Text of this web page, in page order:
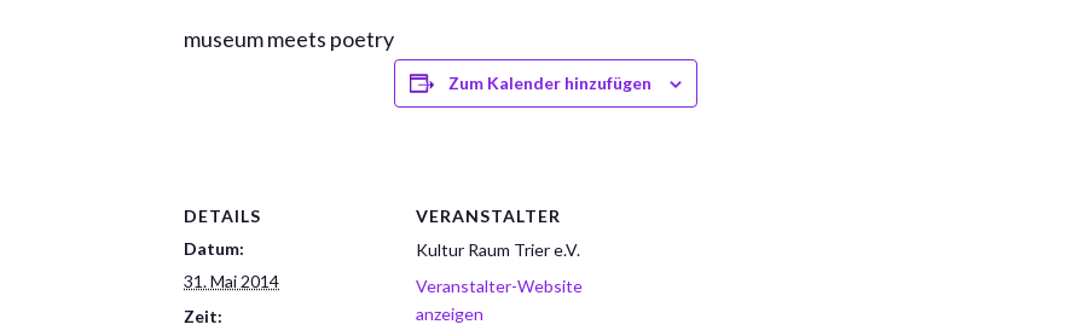
museum meets poetry
Zum Kalender hinzufügen
DETAILS
Datum:
31. Mai 2014
Zeit:
VERANSTALTER
Kultur Raum Trier e.V.
Veranstalter-Website
anzeigen